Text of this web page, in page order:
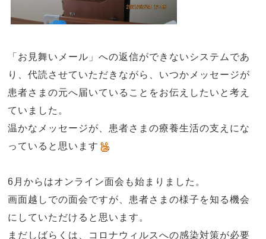
「お見舞いメール」への返信ができないシステムであ
り、代読させていただきながら、いつかメッセージが
患者さまの元へ届いていることをお伝えしたいと考え
ていました。
温かなメッセージが、患者さまの療養生活の支えにな
っていると思います
6 月からはオンライン面会も始まりました。
画面越しでの面会ですが、患者さまの様子を知る機会
にしていただけると思います。
まだしばらくは、コロナウィルスへの感染対策が必要